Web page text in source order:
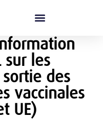
sur les
des
vaccinales
UE)